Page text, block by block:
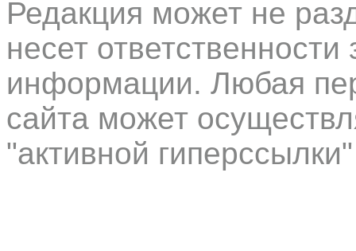
Редакция может не
несет
информации. Любая
сайта может
"активной